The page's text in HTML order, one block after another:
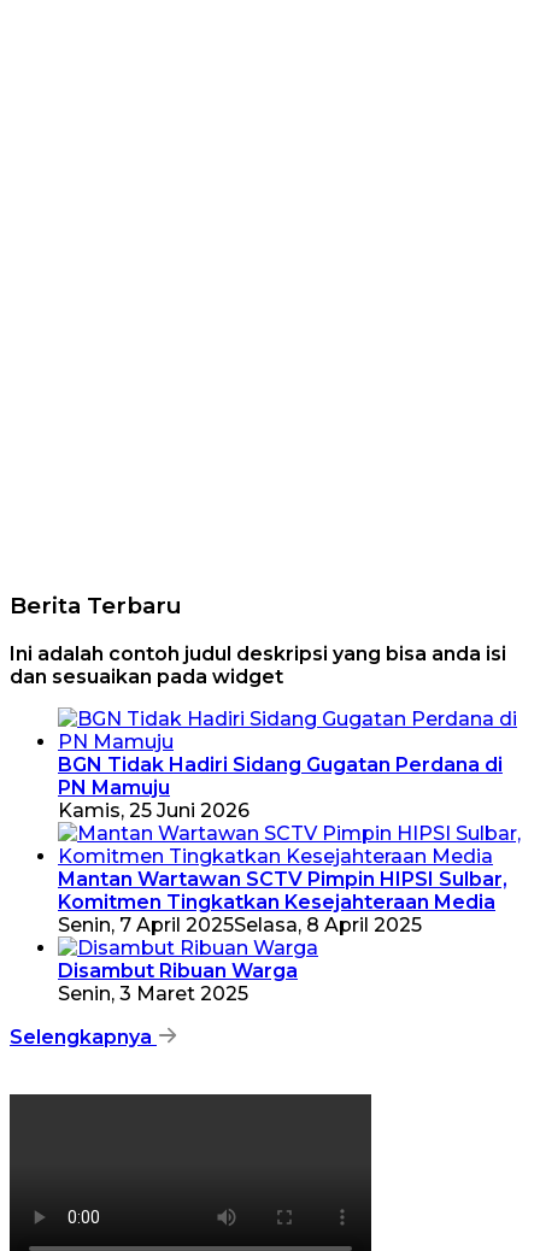
Berita Terbaru
Ini adalah contoh judul deskripsi yang bisa anda isi
dan sesuaikan pada widget
BGN Tidak Hadiri Sidang Gugatan Perdana di
PN Mamuju
Kamis, 25 Juni 2026
Mantan Wartawan SCTV Pimpin HIPSI Sulbar,
Komitmen Tingkatkan Kesejahteraan Media
Senin, 7 April 2025Selasa, 8 April 2025
Disambut Ribuan Warga
Senin, 3 Maret 2025
Selengkapnya